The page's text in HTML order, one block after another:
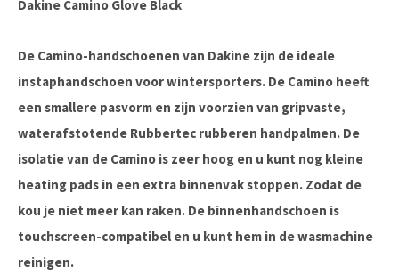
Dakine Camino Glove Black
De Camino-handschoenen van Dakine zijn de ideale
instaphandschoen voor wintersporters. De Camino heeft
een smallere pasvorm en zijn voorzien van gripvaste,
waterafstotende Rubbertec rubberen handpalmen. De
isolatie van de Camino is zeer hoog en u kunt nog kleine
heating pads in een extra binnenvak stoppen. Zodat de
kou je niet meer kan raken. De binnenhandschoen is
touchscreen-compatibel en u kunt hem in de wasmachine
reinigen.